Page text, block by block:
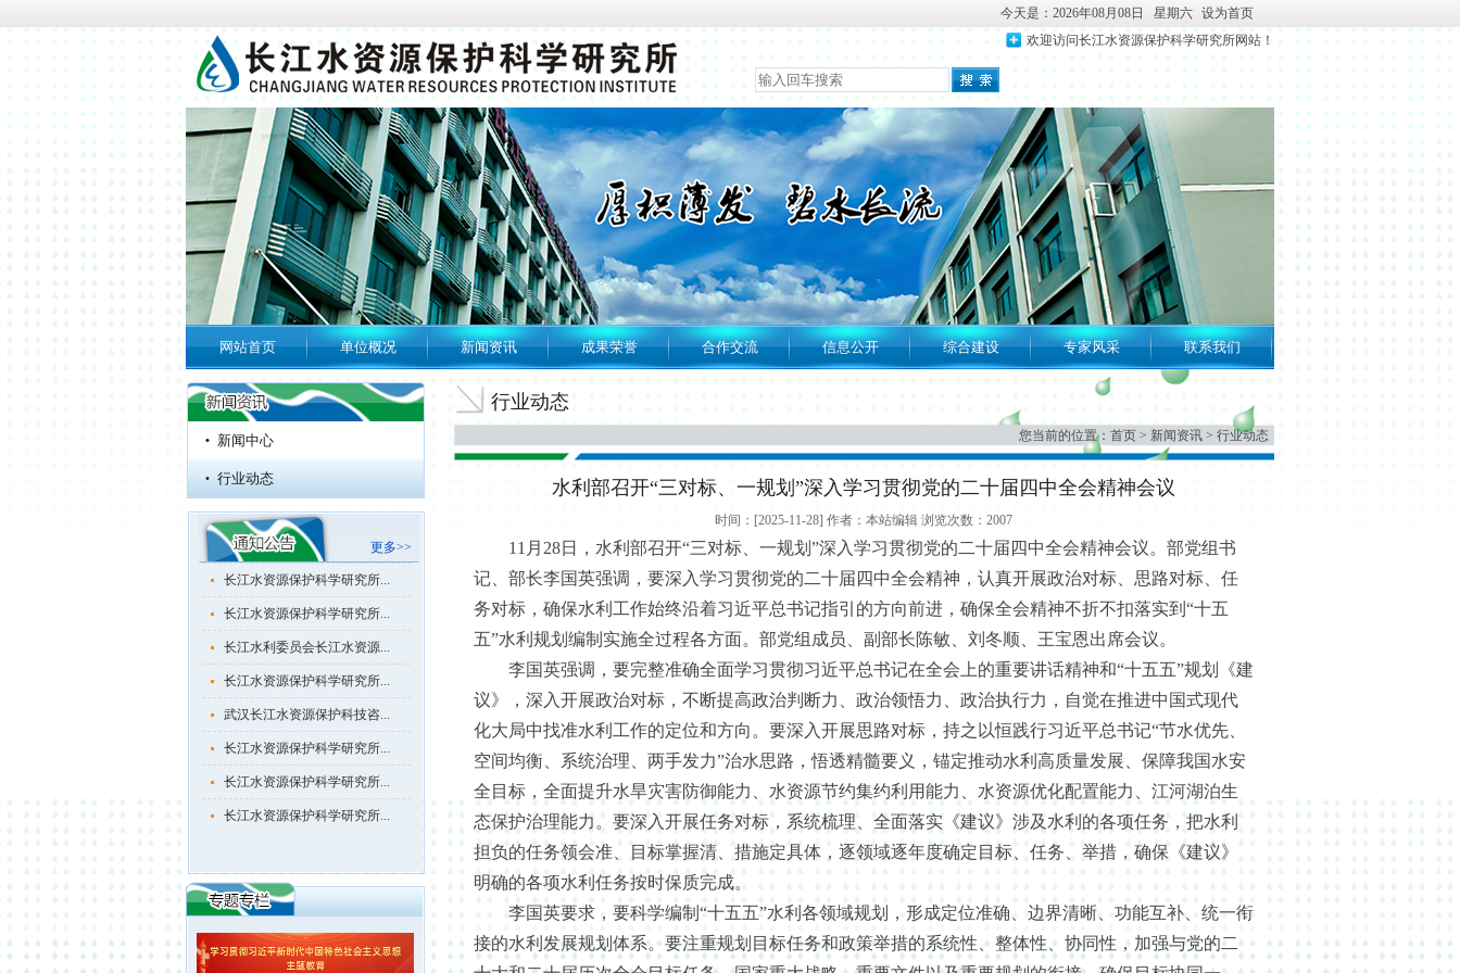
今天是：2026年08月08日 星期六 设为首页
欢迎访问长江水资源保护科学研究所网站！
网站首页 单位概况 新闻资讯 成果荣誉 合作交流 信息公开 综合建设 专家风采 联系我们
专题专栏 水利安全生产风险
新闻中心
行业动态
更多>>
长江水资源保护科学研究所...
长江水资源保护科学研究所...
长江水资源保护科学研究所...
长江水资源保护科学研究所...
长江水资源保护科学研究所...
长江水资源保护科学研究所...
长江水利委员会长江水资源...
长江水资源保护科学研究所...
武汉长江水资源保护科技咨...
长江水资源保护科学研究所...
长江水资源保护科学研究所...
长江水资源保护科学研究所...
长江水资源保护科学研究所...
长江水资源保护科学研究所...
长江水利委员会长江水资源...
行业动态
您当前的位置： 首页 > 新闻资讯 > 行业动态
水利部召开“三对标、一规划”深入学习贯彻党的二十届四中全会精神会议
时间：[2025-11-28] 作者：本站编辑 浏览次数：2007
11月28日，水利部召开“三对标、一规划”深入学习贯彻党的二十届四中全会精神会议。部党组书
记、部长李国英强调，要深入学习贯彻党的二十届四中全会精神，认真开展政治对标、思路对标、任
务对标，确保水利工作始终沿着习近平总书记指引的方向前进，确保全会精神不折不扣落实到“十五
五”水利规划编制实施全过程各方面。部党组成员、副部长陈敏、刘冬顺、王宝恩出席会议。
李国英强调，要完整准确全面学习贯彻习近平总书记在全会上的重要讲话精神和“十五五”规划《建
议》，深入开展政治对标，不断提高政治判断力、政治领悟力、政治执行力，自觉在推进中国式现代
化大局中找准水利工作的定位和方向。要深入开展思路对标，持之以恒践行习近平总书记“节水优先、
空间均衡、系统治理、两手发力”治水思路，悟透精髓要义，锚定推动水利高质量发展、保障我国水安
全目标，全面提升水旱灾害防御能力、水资源节约集约利用能力、水资源优化配置能力、江河湖泊生
态保护治理能力。要深入开展任务对标，系统梳理、全面落实《建议》涉及水利的各项任务，把水利
担负的任务领会准、目标掌握清、措施定具体，逐领域逐年度确定目标、任务、举措，确保《建议》
明确的各项水利任务按时保质完成。
李国英要求，要科学编制“十五五”水利各领域规划，形成定位准确、边界清晰、功能互补、统一衔
接的水利发展规划体系。要注重规划目标任务和政策举措的系统性、整体性、协同性，加强与党的二